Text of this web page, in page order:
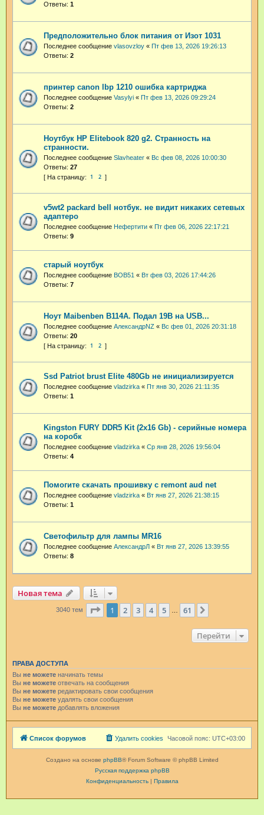
Ответы: 1
Предположительно блок питания от Изот 1031
Последнее сообщение vlasovzloy « Пт фев 13, 2026 19:26:13
Ответы: 2
принтер canon lbp 1210 ошибка картриджа
Последнее сообщение Vasylyi « Пт фев 13, 2026 09:29:24
Ответы: 2
Ноутбук HP Elitebook 820 g2. Странность на
странности.
Последнее сообщение Slavheater « Вс фев 08, 2026 10:00:30
Ответы: 27
1 2
v5wt2 packard bell нотбук. не видит никаких сетевых
адаптеро
Последнее сообщение Нефертити « Пт фев 06, 2026 22:17:21
Ответы: 9
старый ноутбук
Последнее сообщение BOB51 « Вт фев 03, 2026 17:44:26
Ответы: 7
Ноут Maibenben B114A. Подал 19В на USB...
Последнее сообщение АлександрNZ « Вс фев 01, 2026 20:31:18
Ответы: 20
1 2
Ssd Patriot brust Elite 480Gb не инициализируется
Последнее сообщение vladzirka « Пт янв 30, 2026 21:11:35
Ответы: 1
Kingston FURY DDR5 Kit (2x16 Gb) - серийные номера
на коробк
Последнее сообщение vladzirka « Ср янв 28, 2026 19:56:04
Ответы: 4
Помогите скачать прошивку с remont aud net
Последнее сообщение vladzirka « Вт янв 27, 2026 21:38:15
Ответы: 1
Светофильтр для лампы MR16
Последнее сообщение АлександрЛ « Вт янв 27, 2026 13:39:55
Ответы: 8
Новая тема
3040 тем Страница из 61
1 2 3 4 5 61
Перейти
ПРАВА ДОСТУПА
Вы не можете начинать темы
Вы не можете отвечать на сообщения
Вы не можете редактировать свои сообщения
Вы не можете удалять свои сообщения
Вы не можете добавлять вложения
Список форумов Часовой пояс: UTC+03:00
Удалить cookies
Создано на основе phpBB® Forum Software © phpBB Limited
Русская поддержка phpBB
Конфиденциальность| Правила